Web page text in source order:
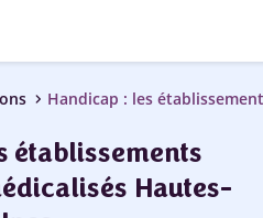
chevron_right
établissements
Hautes-